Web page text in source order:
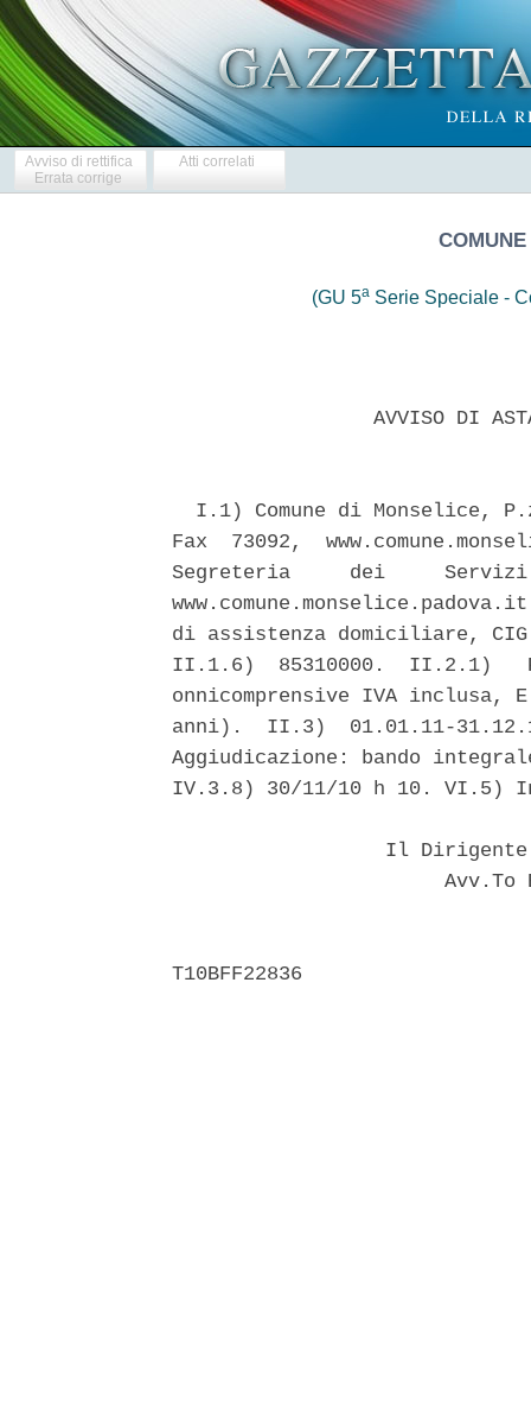
Avviso di rettifica
Errata corrige
Atti correlati
(GU 5a Serie Speciale -
AVVISO DI
I.1) Comune di Monselice,
Fax  73092,
Segreteria     dei
di assistenza domiciliare,
II.1.6)  85310000.  II.2.1)
onnicomprensive IVA inclusa,
anni).  II.3)  01.01.11-
Aggiudicazione: bando
IV.3.8) 30/11/10 h 10. VI.5)
Il